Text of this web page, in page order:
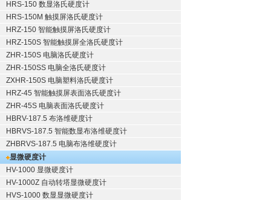
HRS-150 数显洛氏硬度计
HRS-150M 触摸屏洛氏硬度计
HRZ-150 智能触摸屏洛氏硬度计
HRZ-150S 智能触摸屏全洛氏硬度计
ZHR-150S 电脑洛氏硬度计
ZHR-150SS 电脑全洛氏硬度计
ZXHR-150S 电脑塑料洛氏硬度计
HRZ-45 智能触摸屏表面洛氏硬度计
ZHR-45S 电脑表面洛氏硬度计
HBRV-187.5 布洛维硬度计
HBRVS-187.5 智能数显布洛维硬度计
ZHBRVS-187.5 电脑布洛维硬度计
显微硬度计
HV-1000 显微硬度计
HV-1000Z 自动转塔显微硬度计
HVS-1000 数显显微硬度计